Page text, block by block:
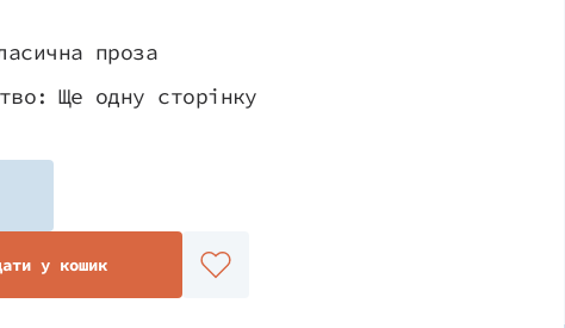
проза
Ще одну сторінку
у кошик